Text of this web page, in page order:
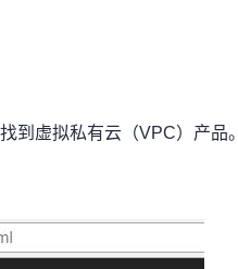
到虚拟私有云（VPC）产品。